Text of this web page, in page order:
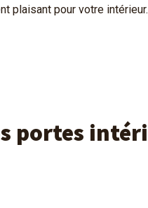
plaisant pour votre intérieur.
portes